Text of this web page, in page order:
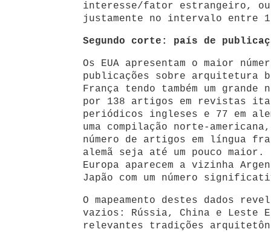
interesse/fator estrangeiro, ou
justamente no intervalo entre
Segundo corte: país de
Os EUA apresentam o maior
publicações sobre arquitetura
França tendo também um grande
por 138 artigos em revistas
periódicos ingleses e 77 em
uma compilação norte-
número de artigos em língua
alemã seja até um pouco maior.
Europa aparecem a vizinha
Japão com um número
O mapeamento destes dados
vazios: Rússia, China e Leste
relevantes tradições